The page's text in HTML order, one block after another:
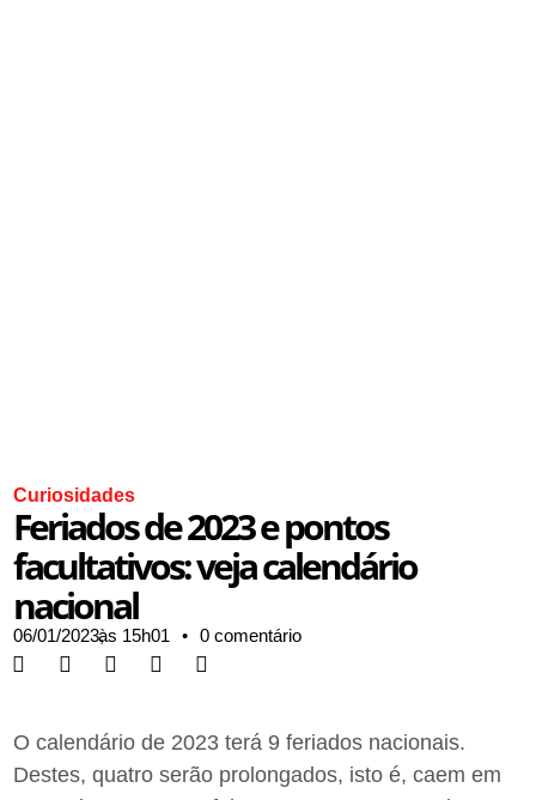
Curiosidades
Feriados de 2023 e pontos
facultativos: veja calendário
nacional
06/01/2023,às 15h01 • 0 comentário
O calendário de 2023 terá 9 feriados nacionais.
Destes, quatro serão prolongados, isto é, caem em